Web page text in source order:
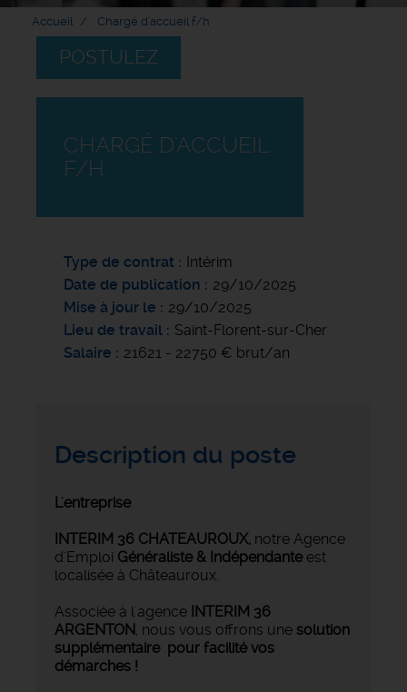
Accueil Chargé d'accueil f/h
POSTULEZ
CHARGÉ D'ACCUEIL
F/H
Type de contrat
Intérim
Date de publication
29/10/2025
Mise à jour le
29/10/2025
Lieu de travail
Saint-Florent-sur-Cher
Salaire
21621 - 22750 € brut/an
Description du poste
L'entreprise
INTERIM 36 CHATEAUROUX, notre Agence
d'Emploi Généraliste & Indépendante est
localisée à Châteauroux.
Associée à l'agence INTERIM 36
ARGENTON, nous vous offrons une solution
supplémentaire pour facilité vos
démarches !